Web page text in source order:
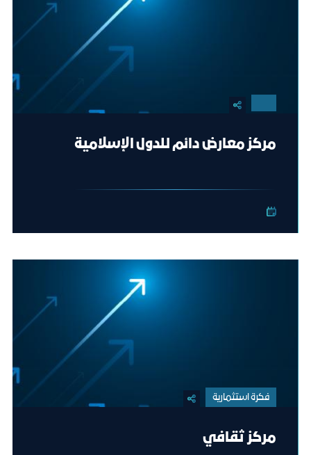
مركز معارض دائم للدول الإسلامية
فكرة استثمارية
مركز ثقافي